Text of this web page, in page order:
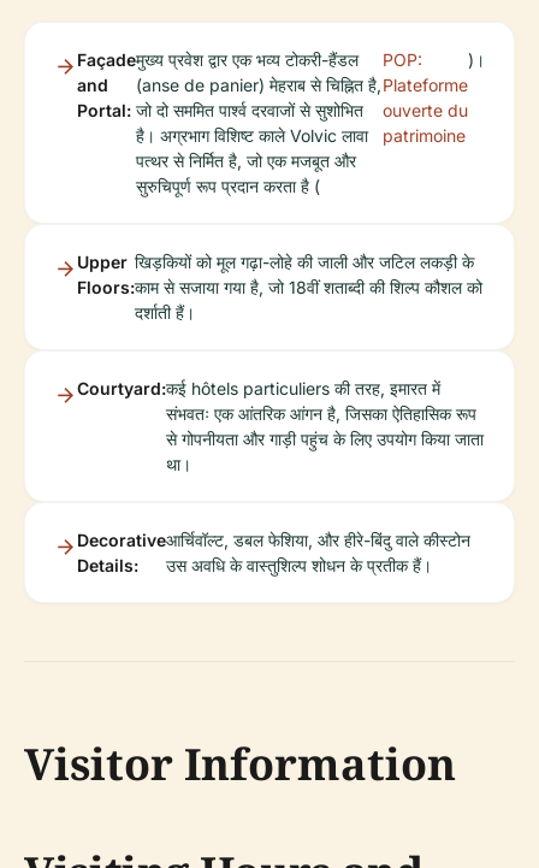
Façade
and
Portal:
मुख्य प्रवेश द्वार एक भव्य टोकरी-हैंडल
(anse de panier) मेहराब से चिह्नित है,
जो दो सममित पार्श्व दरवाजों से सुशोभित
है। अग्रभाग विशिष्ट काले Volvic लावा
पत्थर से निर्मित है, जो एक मजबूत और
सुरुचिपूर्ण रूप प्रदान करता है (
POP:
Plateforme
ouverte du
patrimoine
)।
Upper
Floors:
खिड़कियों को मूल गढ़ा-लोहे की जाली और जटिल लकड़ी के
काम से सजाया गया है, जो 18वीं शताब्दी की शिल्प कौशल को
दर्शाती हैं।
Courtyard:कई hôtels particuliers की तरह, इमारत में
संभवतः एक आंतरिक आंगन है, जिसका ऐतिहासिक रूप
से गोपनीयता और गाड़ी पहुंच के लिए उपयोग किया जाता
था।
Decorative
Details:
आर्चिवॉल्ट, डबल फेशिया, और हीरे-बिंदु वाले कीस्टोन
उस अवधि के वास्तुशिल्प शोधन के प्रतीक हैं।
Visitor Information